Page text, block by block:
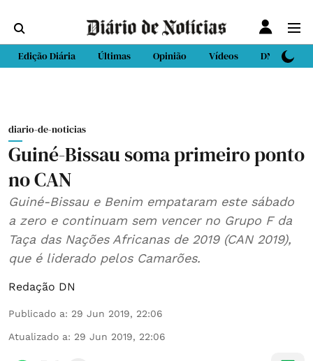
Edição Diária Últimas Opinião Vídeos DN Sport
diario-de-noticias
Guiné-Bissau soma primeiro ponto
no CAN
Guiné-Bissau e Benim empataram este sábado
a zero e continuam sem vencer no Grupo F da
Taça das Nações Africanas de 2019 (CAN 2019),
que é liderado pelos Camarões.
Redação DN
Publicado a: 29 Jun 2019, 22:06
Atualizado a: 29 Jun 2019, 22:06